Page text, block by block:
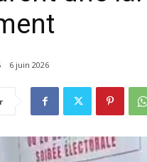
6 juin 2026